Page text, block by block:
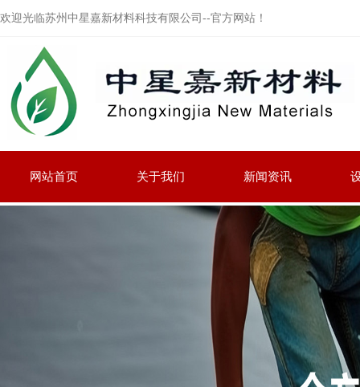
欢迎光临苏州中星嘉新材料科技有限公司--官方网站！
网站首页 关于我们 新闻资讯